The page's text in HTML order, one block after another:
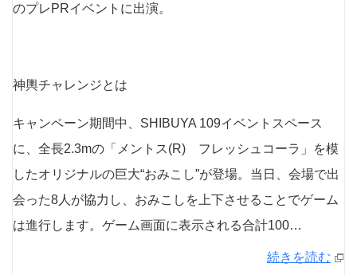
のプレPRイベントに出演。
神輿チャレンジとは
キャンペーン期間中、SHIBUYA 109イベントスペース
に、全長2.3mの「メントス(R) フレッシュコーラ」を模
したオリジナルの巨大“おみこし”が登場。当日、会場で出
会った8人が協力し、おみこしを上下させることでゲーム
は進行します。ゲーム画面に表示される合計100…
続きを読む